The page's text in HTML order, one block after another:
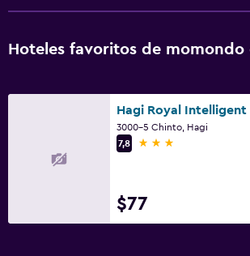
Hoteles favoritos de momondo
3000-5 Chinto, Hagi
7,8
3 estrellas
$77